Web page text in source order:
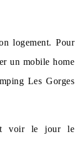
logement. Pour
un mobile home
Les Gorges
voir le jour le